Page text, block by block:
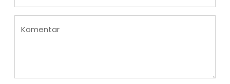
Komentar